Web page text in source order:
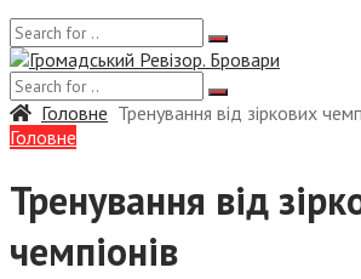
Головне Тренування від зіркових
Головне
Тренування від
чемпіонів